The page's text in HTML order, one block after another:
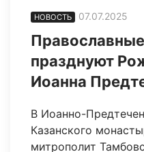
НОВОСТЬ 07.07.2025
празднуют
Иоанна
В Иоанно-
Казанского
митрополит